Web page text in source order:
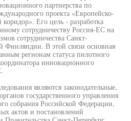
партнерства по
проекта «Европейско-
Его цель - разработка
сотрудничеству Россия-ЕС на
сотрудничества Санкт-
Финляндии. В этой связи основная
регионам статуса пилотного
инновационного
являются законодательные,
государственного управления
собрания Российской Федерации,
актов и постановлений